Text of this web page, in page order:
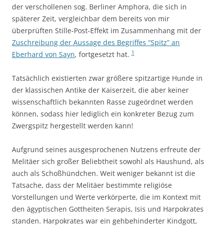
der verschollenen sog. Berliner Amphora, die sich in
späterer Zeit, vergleichbar dem bereits von mir
überprüften Stille-Post-Effekt im Zusammenhang mit der
Zuschreibung der Aussage des Begriffes “Spitz” an
Eberhard von Sayn, fortgesetzt hat. 1
Tatsächlich existierten zwar größere spitzartige Hunde in
der klassischen Antike der Kaiserzeit, die aber keiner
wissenschaftlich bekannten Rasse zugeördnet werden
können, sodass hier lediglich ein konkreter Bezug zum
Zwergspitz hergestellt werden kann!
Aufgrund seines ausgesprochenen Nutzens erfreute der
Melitäer sich großer Beliebtheit sowohl als Haushund, als
auch als Schoßhündchen. Weit weniger bekannt ist die
Tatsache, dass der Melitäer bestimmte religiöse
Vorstellungen und Werte verkörperte, die im Kontext mit
den ägyptischen Gottheiten Serapis, Isis und Harpokrates
standen. Harpokrates war ein gehbehinderter Kindgott,